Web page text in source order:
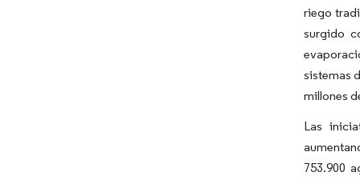
riego
surgido
sistemas
millones
Las
753.900